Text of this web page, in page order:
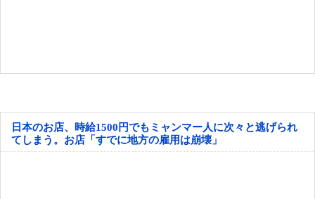
日本のお店、時給1500円でもミャンマー人に次々と逃げられ
てしまう。お店「すでに地方の雇用は崩壊」